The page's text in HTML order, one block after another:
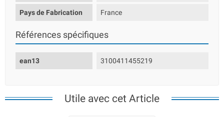
Pays de Fabrication France
Références spécifiques
ean13 3100411455219
Utile avec cet Article